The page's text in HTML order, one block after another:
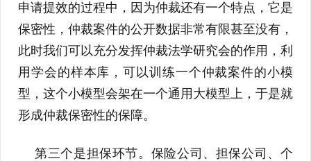
申请提效的过程中，因为仲裁还有一个特点，它是
保密性，仲裁案件的公开数据非常有限甚至没有，
此时我们可以充分发挥仲裁法学研究会的作用，利
用学会的样本库，可以训练一个仲裁案件的小模
型，这个小模型会架在一个通用大模型上，于是就
形成仲裁保密性的保障。
第三个是担保环节。保险公司、担保公司、个